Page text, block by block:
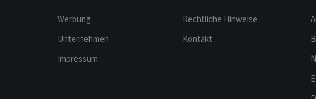
Werbung
Unternehmen
Impressum
Rechtliche Hinweise
Kontakt